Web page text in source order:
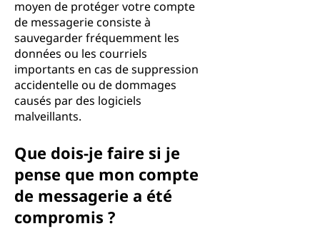
moyen de protéger votre compte
de messagerie consiste à
sauvegarder fréquemment les
données ou les courriels
importants en cas de suppression
accidentelle ou de dommages
causés par des logiciels
malveillants.
Que dois-je faire si je
pense que mon compte
de messagerie a été
compromis ?